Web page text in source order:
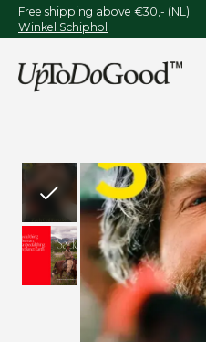
Free shipping above
Winkel Schiphol
Slideshow Items